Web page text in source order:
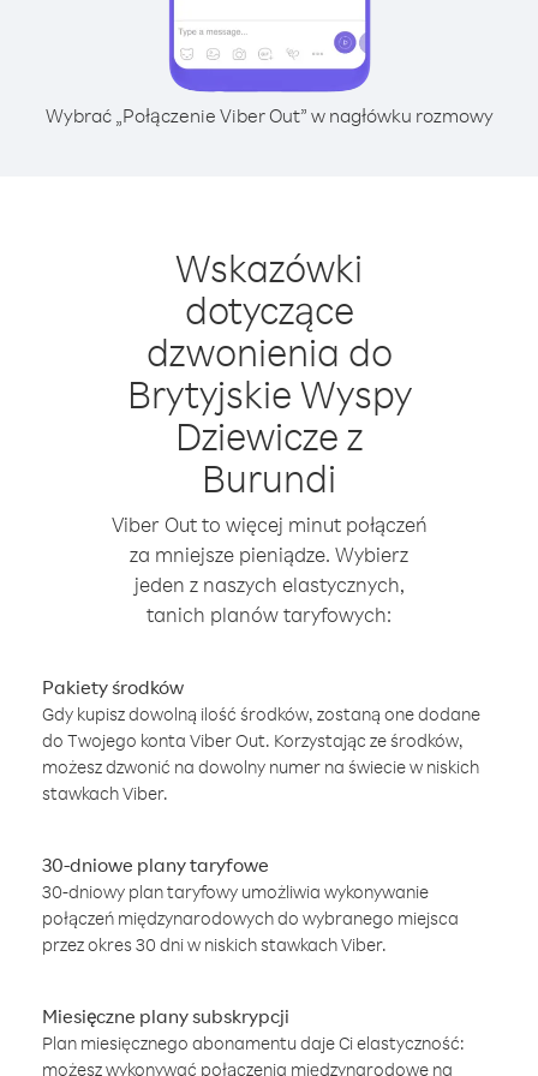
Wybrać „Połączenie Viber Out” w nagłówku rozmowy
Wskazówki
dotyczące
dzwonienia do
Brytyjskie Wyspy
Dziewicze z
Burundi
Viber Out to więcej minut połączeń
za mniejsze pieniądze. Wybierz
jeden z naszych elastycznych,
tanich planów taryfowych:
Pakiety środków
Gdy kupisz dowolną ilość środków, zostaną one dodane
do Twojego konta Viber Out. Korzystając ze środków,
możesz dzwonić na dowolny numer na świecie w niskich
stawkach Viber.
30-dniowe plany taryfowe
30-dniowy plan taryfowy umożliwia wykonywanie
połączeń międzynarodowych do wybranego miejsca
przez okres 30 dni w niskich stawkach Viber.
Miesięczne plany subskrypcji
Plan miesięcznego abonamentu daje Ci elastyczność:
możesz wykonywać połączenia międzynarodowe na